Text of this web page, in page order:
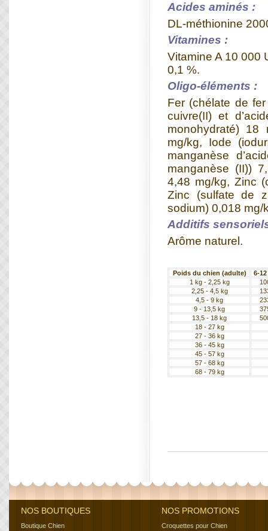
Acides aminés :
DL-méthionine
Vitamines :
Vitamine A 10 000
0,1 %.
Oligo-éléments :
Fer (chélate de
cuivre(II) et
monohydraté) 18
mg/kg, Iode
manganèse
manganèse (II))
4,48 mg/kg, Zinc
Zinc (sulfate de
sodium) 0,018 mg/
Additifs
Arôme naturel.
Poids du chien (adulte)
6-
1 kg - 2,25 kg
2,25 - 4,5 kg
4,5 - 9 kg
9 - 13,5 kg
13,5 - 18 kg
18 - 27 kg
27 - 36 kg
36 - 45 kg
45 - 57 kg
57 - 68 kg
68 - 79 kg
NOS BOUTIQUES
Boutique Chien
NOS PROMOTIONS
Croquettes pour Chien